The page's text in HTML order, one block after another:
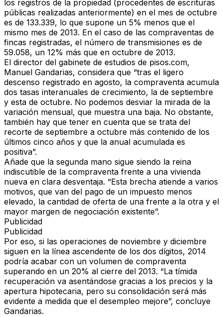
los registros de la propiedad (procedentes de escrituras
públicas realizadas anteriormente) en el mes de octubre
es de 133.339, lo que supone un 5% menos que el
mismo mes de 2013. En el caso de las compraventas de
fincas registradas, el número de transmisiones es de
59.058, un 12% más que en octubre de 2013.
El director del gabinete de estudios de pisos.com,
Manuel Gandarias, considera que “tras el ligero
descenso registrado en agosto, la compraventa acumula
dos tasas interanuales de crecimiento, la de septiembre
y esta de octubre. No podemos desviar la mirada de la
variación mensual, que muestra una baja. No obstante,
también hay que tener en cuenta que se trata del
recorte de septiembre a octubre más contenido de los
últimos cinco años y que la anual acumulada es
positiva”.
Añade que la segunda mano sigue siendo la reina
indiscutible de la compraventa frente a una vivienda
nueva en clara desventaja. “Esta brecha atiende a varios
motivos, que van del pago de un impuesto menos
elevado, la cantidad de oferta de una frente a la otra y el
mayor margen de negociación existente”.
Publicidad
Publicidad
Por eso, si las operaciones de noviembre y diciembre
siguen en la línea ascendente de los dos dígitos, 2014
podría acabar con un volumen de compraventa
superando en un 20% al cierre del 2013. “La tímida
recuperación va asentándose gracias a los precios y la
apertura hipotecaria, pero su consolidación será más
evidente a medida que el desempleo mejore”, concluye
Gandarias.